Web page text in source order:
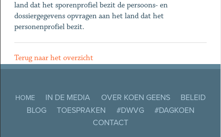
land dat het sporenprofiel bezit de persoons- en
dossiergegevens opvragen aan het land dat het
personenprofiel bezit.
Terug naar het overzicht
HOME IN DE MEDIA OVER KOEN GEENS
BELEID
BLOG
TOESPRAKEN #DWVG
#DAGKOEN
CONTACT